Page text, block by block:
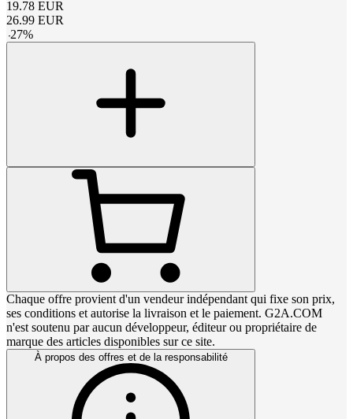
19.78 EUR
26.99 EUR
-27%
Chaque offre provient d'un vendeur indépendant qui fixe son prix,
ses conditions et autorise la livraison et le paiement. G2A.COM
n'est soutenu par aucun développeur, éditeur ou propriétaire de
marque des articles disponibles sur ce site.
À propos des offres et de la responsabilité